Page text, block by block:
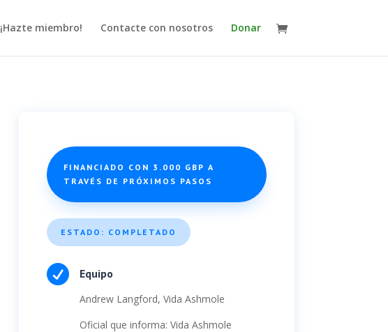
¡Hazte miembro! Contacte con nosotros Donar
FINANCIADO CON 3.000 GBP A
TRAVÉS DE PRÓXIMOS PASOS
ESTADO: COMPLETADO
 Equipo
Andrew Langford, Vida Ashmole
Oficial que informa: Vida Ashmole